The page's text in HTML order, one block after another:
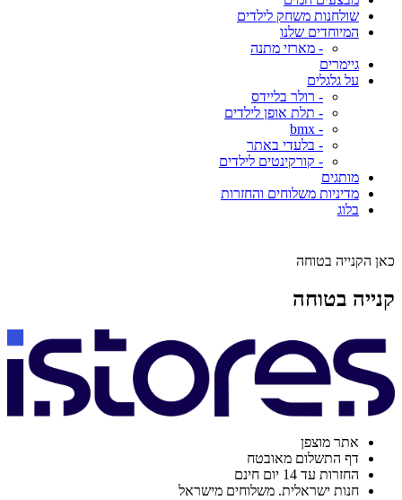
שולחנות משחק לילדים
המיוחדים שלנו
- מארזי מתנה
גיימרים
על גלגלים
- רולר בליידס
- תלת אופן לילדים
- bmx
- בלעדי באתר
- קורקינטים לילדים
מותגים
מדיניות משלוחים והחזרות
בלוג
כאן הקנייה בטוחה
קנייה בטוחה
אתר מוצפן
דף התשלום מאובטח
החזרות עד 14 יום חינם
חנות ישראלית. משלוחים מישראל